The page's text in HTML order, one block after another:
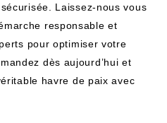
Laissez-nous vous
responsable et
pour optimiser votre
dès aujourd’hui et
havre de paix avec